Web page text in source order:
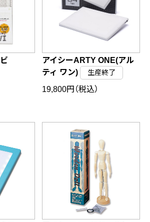
アイシーARTY ONE(アル
ティ ワン)
生産終了
19,800円（税込）